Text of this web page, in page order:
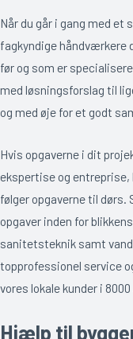
Når du går i gang med et
fagkyndige håndværkere
før og som er
med løsningsforslag til
og med øje for et godt
Hvis opgaverne i dit
ekspertise og entreprise,
følger opgaverne til dørs.
opgaver inden for
sanitetsteknik samt
topprofessionel service
vores lokale kunder i
Hjælp til